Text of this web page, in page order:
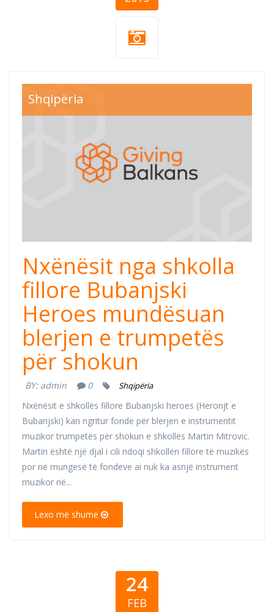
Shqipëria
Nxënësit nga shkolla
fillore Bubanjski
Heroes mundësuan
blerjen e trumpetës
për shokun
BY: admin 0 Shqipëria
Nxënësit e shkollës fillore Bubanjski heroes (Heronjt e
Bubanjski) kan ngritur fonde për blerjen e instrumentit
muzikor trumpetës për shokun e shkollës Martin Mitrovic.
Martin është një djal i cili ndoqi shkollën fillore të muzikës
por në mungesë të fondeve ai nuk ka asnjë instrument
muzikor në...
Lexo më shumë
24
FEB